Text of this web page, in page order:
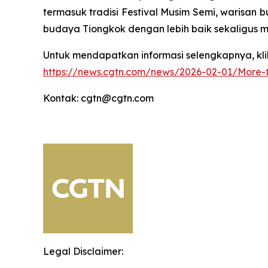
termasuk tradisi Festival Musim Semi, warisan
budaya Tiongkok dengan lebih baik sekaligus
Untuk mendapatkan informasi selengkapnya,
https://news.cgtn.com/news/2026-02-01/
Kontak: cgtn@cgtn.com
Legal Disclaimer: